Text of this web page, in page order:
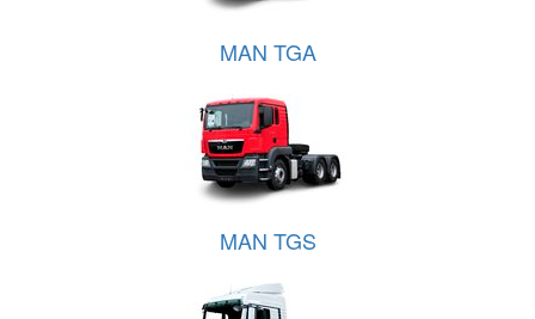
MAN TGA
MAN TGS